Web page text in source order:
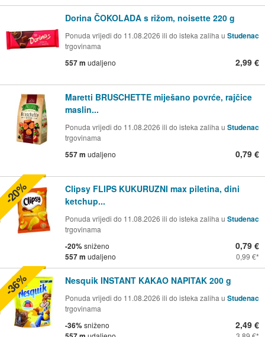
Dorina ČOKOLADA s rižom, noisette 220 g
Ponuda vrijedi do 11.08.2026 ili do isteka zaliha u Studenac
trgovinama
557 m udaljeno 2,99 €
Maretti BRUSCHETTE miješano povrće, rajčice
maslin...
Ponuda vrijedi do 11.08.2026 ili do isteka zaliha u Studenac
trgovinama
557 m udaljeno 0,79 €
Clipsy FLIPS KUKURUZNI max piletina, dini
ketchup...
Ponuda vrijedi do 11.08.2026 ili do isteka zaliha u Studenac
trgovinama
-20%sniženo
557 m udaljeno
0,79 €
0,99 €
-20%
Nesquik INSTANT KAKAO NAPITAK 200 g
Ponuda vrijedi do 11.08.2026 ili do isteka zaliha u Studenac
trgovinama
-36%sniženo 2,49 €
-36%